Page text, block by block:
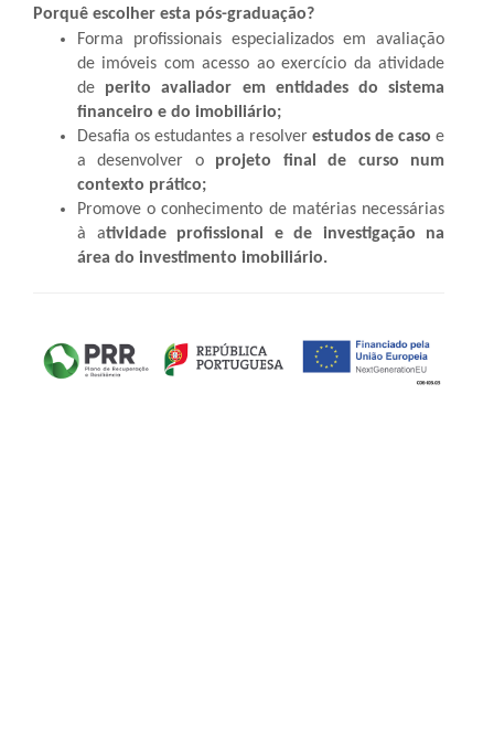
Porquê escolher esta pós-graduação?
Forma profissionais especializados em avaliação
de imóveis com acesso ao exercício da atividade
de perito avaliador em entidades do sistema
financeiro e do imobiliário;
Desafia os estudantes a resolver estudos de caso e
a desenvolver o projeto final de curso num
contexto prático;
Promove o conhecimento de matérias necessárias
à atividade profissional e de investigação na
área do investimento imobiliário.